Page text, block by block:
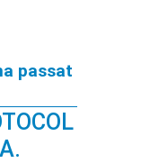
passat